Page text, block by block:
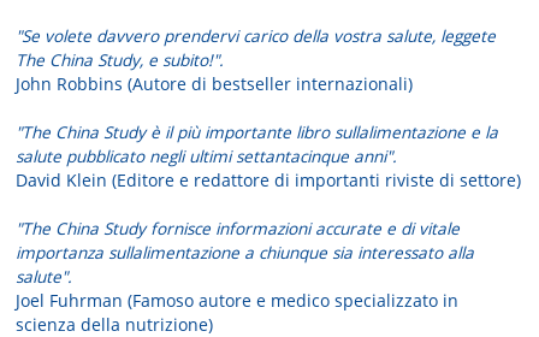
"Se volete davvero prendervi carico della vostra salute, leggete
The China Study, e subito!".
John Robbins (Autore di bestseller internazionali)
"The China Study è il più importante libro sullalimentazione e la
salute pubblicato negli ultimi settantacinque anni".
David Klein (Editore e redattore di importanti riviste di settore)
"The China Study fornisce informazioni accurate e di vitale
importanza sullalimentazione a chiunque sia interessato alla
salute".
Joel Fuhrman (Famoso autore e medico specializzato in
scienza della nutrizione)